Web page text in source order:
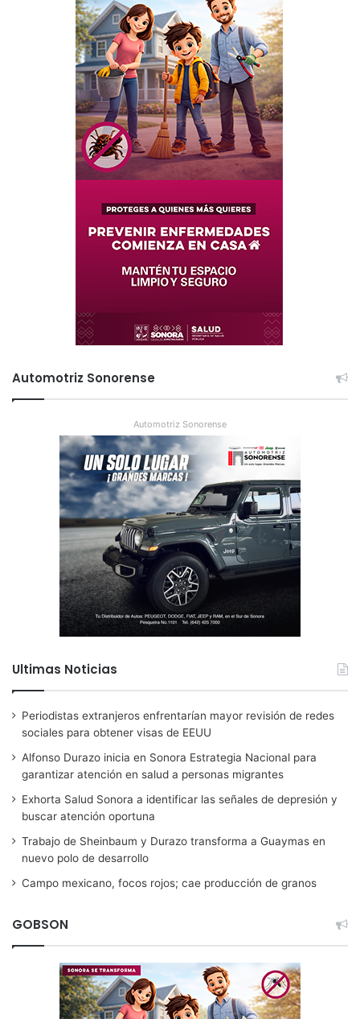
Automotriz Sonorense
Automotriz Sonorense
Ultimas Noticias
Periodistas extranjeros enfrentarían mayor revisión de redes
sociales para obtener visas de EEUU
Alfonso Durazo inicia en Sonora Estrategia Nacional para
garantizar atención en salud a personas migrantes
Exhorta Salud Sonora a identificar las señales de depresión y
buscar atención oportuna
Trabajo de Sheinbaum y Durazo transforma a Guaymas en
nuevo polo de desarrollo
Campo mexicano, focos rojos; cae producción de granos
GOBSON